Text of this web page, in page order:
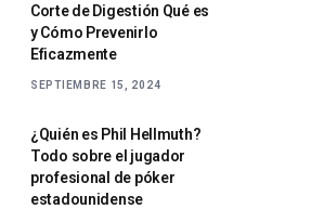
Corte de Digestión Qué es
y Cómo Prevenirlo
Eficazmente
SEPTIEMBRE 15, 2024
¿Quién es Phil Hellmuth?
Todo sobre el jugador
profesional de póker
estadounidense